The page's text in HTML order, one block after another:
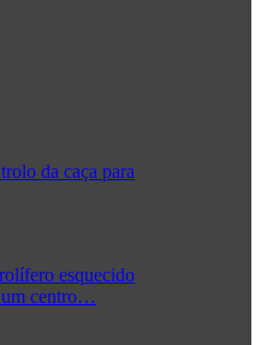
da caça para
esquecido
centro…